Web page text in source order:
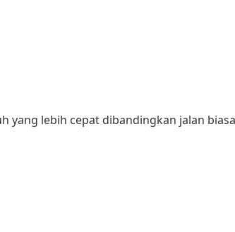
yang lebih cepat dibandingkan jalan